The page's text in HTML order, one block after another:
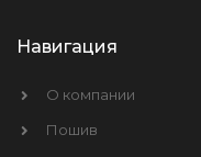
Навигация
О компании
Пошив